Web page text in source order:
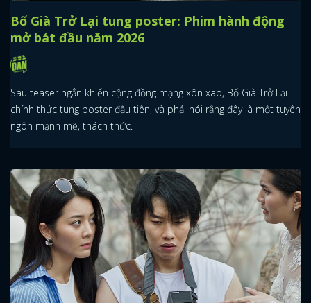
Bố Già Trở Lại tung poster: Phim hành động
mở bát đầu năm 2026
Sau teaser ngắn khiến cộng đồng mạng xôn xao, Bố Già Trở Lại
chính thức tung poster đầu tiên, và phải nói rằng đây là một tuyên
ngôn mạnh mẽ, thách thức.